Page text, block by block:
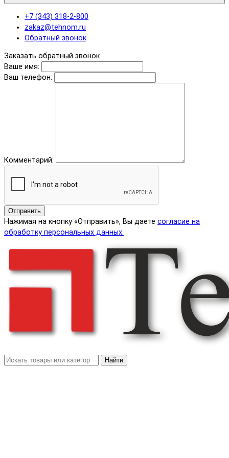
+7 (343) 318-2-800
zakaz@tehnom.ru
Обратный звонок
Заказать обратный звонок
Ваше имя:
Ваш телефон:
Комментарий:
Отправить
Нажимая на кнопку «Отправить», Вы даете согласие на
обработку персональных данных.
Найти